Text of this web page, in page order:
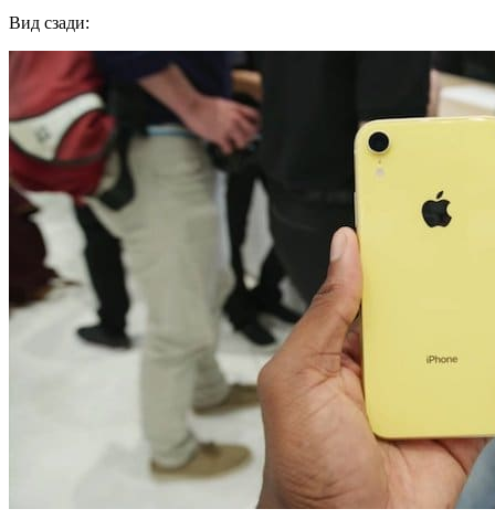
Вид сзади: